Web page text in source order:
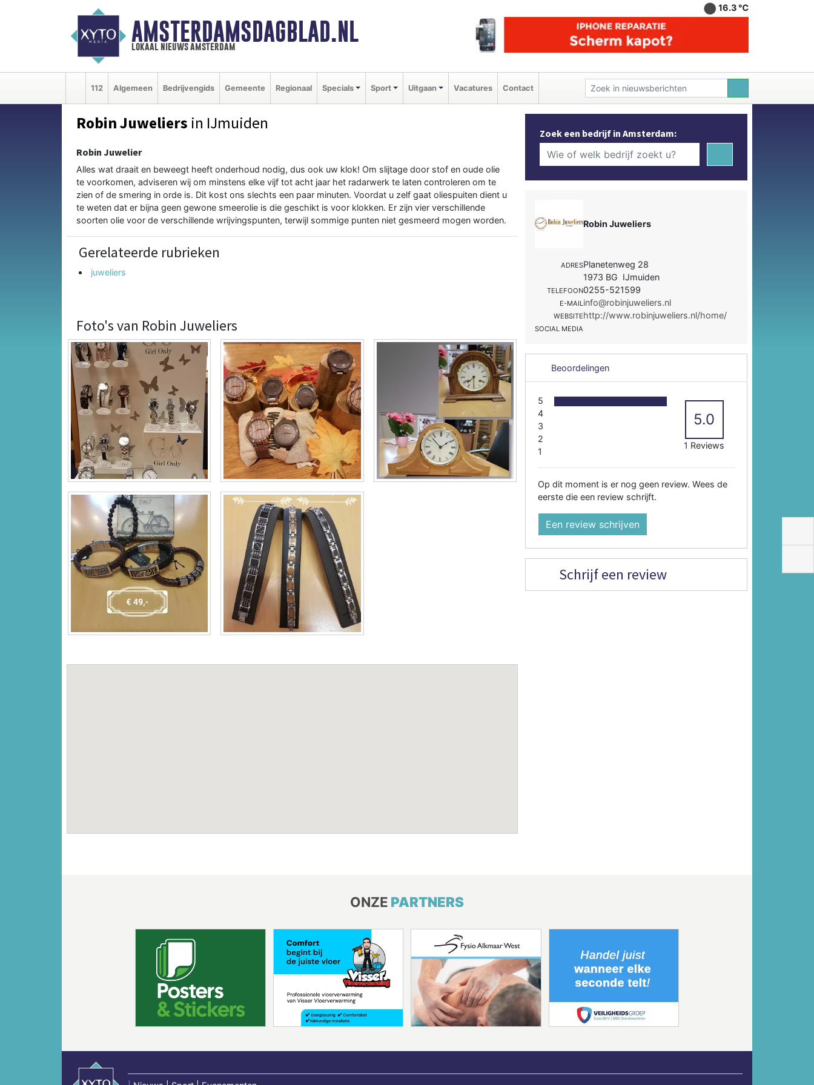
AMSTERDAMSDAGBLAD.NL
lokaal nieuws amsterdam
16.3 ℃
112 Algemeen Bedrijvengids Gemeente Regionaal Specials Sport Uitgaan Vacatures Contact
Robin Juweliers in IJmuiden
Robin Juwelier
Alles wat draait en beweegt heeft onderhoud nodig, dus ook uw klok! Om slijtage door stof en oude olie
te voorkomen, adviseren wij om minstens elke vijf tot acht jaar het radarwerk te laten controleren om te
zien of de smering in orde is. Dit kost ons slechts een paar minuten. Voordat u zelf gaat oliespuiten dient u
te weten dat er bijna geen gewone smeerolie is die geschikt is voor klokken. Er zijn vier verschillende
soorten olie voor de verschillende wrijvingspunten, terwijl sommige punten niet gesmeerd mogen worden.
Gerelateerde rubrieken
juweliers
Foto's van Robin Juweliers
Zoek een bedrijf in Amsterdam:
Robin Juweliers
ADRESPlanetenweg 28
1973 BG IJmuiden
TELEFOON0255-521599
E-MAILinfo@robinjuweliers.nl
WEBSITEhttp://www.robinjuweliers.nl/home/
SOCIAL MEDIA
Beoordelingen
5
4
3
2
1
5.0
1 Reviews
Op dit moment is er nog geen review. Wees de
eerste die een review schrijft.
Een review schrijven
Schrijf een review
ONZE PARTNERS